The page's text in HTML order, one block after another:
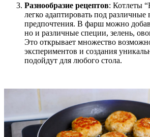
Разнообразие рецептов: Котлеты
легко адаптировать под различные
предпочтения. В фарш можно
но и различные специи, зелень,
Это открывает множество
экспериментов и создания
подойдут для любого стола.